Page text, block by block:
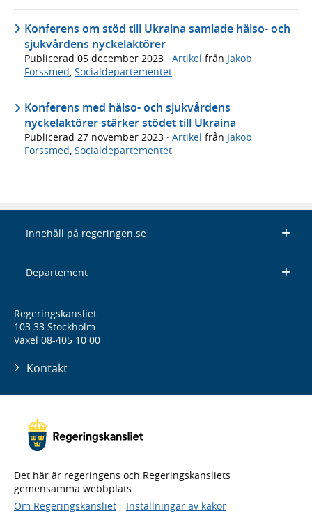
Konferens om stöd till Ukraina samlade hälso- och
sjukvårdens nyckelaktörer
Publicerad 05 december 2023 · Artikel från Jakob
Forssmed Socialdepartementet
Konferens med hälso- och sjukvårdens
nyckelaktörer stärker stödet till Ukraina
Publicerad 27 november 2023 · Artikel från Jakob
Forssmed, Socialdepartementet
Innehåll på regeringen.se
Departement
Regeringskansliet
103 33 Stockholm
Växel 08-405 10 00
Kontakt
Det här är regeringens och Regeringskansliets
gemensamma webbplats.
Om Regeringskansliet
Inställningar av kakor